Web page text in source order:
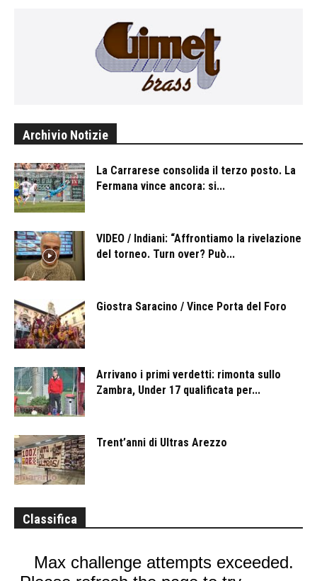
Archivio Notizie
La Carrarese consolida il terzo posto. La
Fermana vince ancora: si...
VIDEO / Indiani: “Affrontiamo la rivelazione
del torneo. Turn over? Può...
Giostra Saracino / Vince Porta del Foro
Arrivano i primi verdetti: rimonta sullo
Zambra, Under 17 qualificata per...
Trent’anni di Ultras Arezzo
Classifica